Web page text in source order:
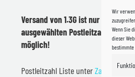
Wir
Wenn Sie
dieser
bestimmte
Versand von 1.3G ist nur innerhalb
ausgewählten Postleitzahlen in
möglich!
Postleitzahl Liste unterZahlung &